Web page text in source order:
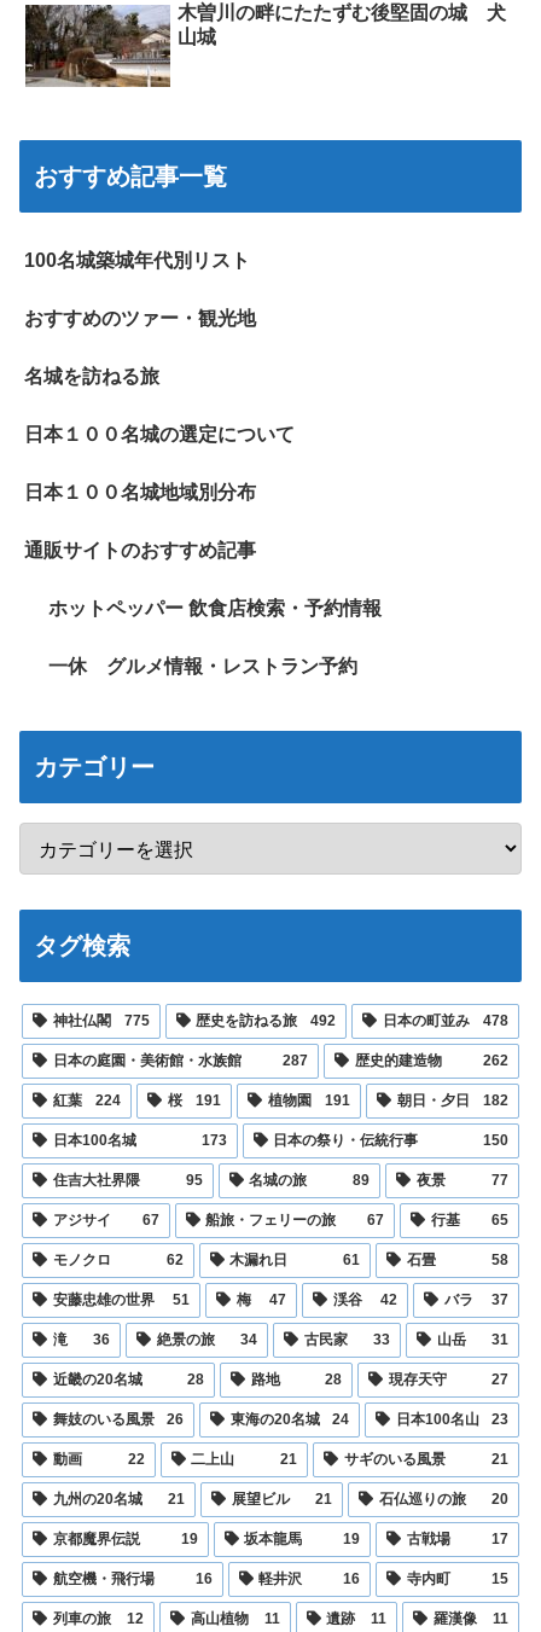
木曽川の畔にたたずむ後堅固の城 犬
山城
おすすめ記事一覧
100名城築城年代別リスト
おすすめのツァー・観光地
名城を訪ねる旅
日本１００名城の選定について
日本１００名城地域別分布
通販サイトのおすすめ記事
ホットペッパー 飲食店検索・予約情報
一休 グルメ情報・レストラン予約
カテゴリー
タグ検索
神社仏閣 775 歴史を訪ねる旅 492 日本の町並み 478
日本の庭園・美術館・水族館 287 歴史的建造物 262
紅葉 224 桜 191 植物園 191 朝日・夕日 182
日本100名城 173 日本の祭り・伝統行事 150
住吉大社界隈 95 名城の旅 89 夜景 77
アジサイ 67 船旅・フェリーの旅 67 行基 65
モノクロ 62 木漏れ日 61 石畳 58
安藤忠雄の世界 51 梅 47 渓谷 42 バラ 37
滝 36 絶景の旅 34 古民家 33 山岳 31
近畿の20名城 28 路地 28 現存天守 27
舞妓のいる風景 26 東海の20名城 24 日本100名山 23
動画 22 二上山 21 サギのいる風景 21
九州の20名城 21 展望ビル 21 石仏巡りの旅 20
京都魔界伝説 19 坂本龍馬 19 古戦場 17
航空機・飛行場 16 軽井沢 16 寺内町 15
列車の旅 12 高山植物 11 遺跡 11 羅漢像 11